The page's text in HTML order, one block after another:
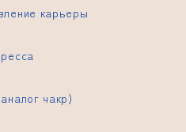
карьеры
чакр)